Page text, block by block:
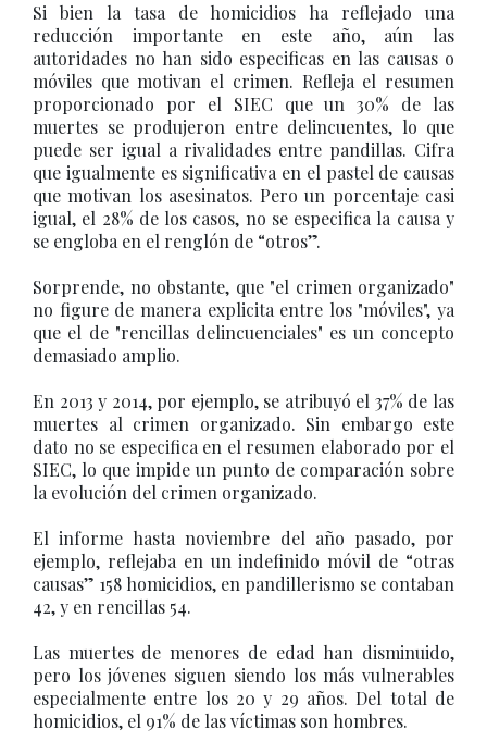
Si bien la tasa de homicidios ha reflejado una
reducción importante en este año, aún las
autoridades no han sido especificas en las causas o
móviles que motivan el crimen. Refleja el resumen
proporcionado por el SIEC que un 30% de las
muertes se produjeron entre delincuentes, lo que
puede ser igual a rivalidades entre pandillas. Cifra
que igualmente es significativa en el pastel de causas
que motivan los asesinatos. Pero un porcentaje casi
igual, el 28% de los casos, no se especifica la causa y
se engloba en el renglón de “otros”.
Sorprende, no obstante, que "el crimen organizado"
no figure de manera explicita entre los "móviles", ya
que el de "rencillas delincuenciales" es un concepto
demasiado amplio.
En 2013 y 2014, por ejemplo, se atribuyó el 37% de las
muertes al crimen organizado. Sin embargo este
dato no se especifica en el resumen elaborado por el
SIEC, lo que impide un punto de comparación sobre
la evolución del crimen organizado.
El informe hasta noviembre del año pasado, por
ejemplo, reflejaba en un indefinido móvil de “otras
causas” 158 homicidios, en pandillerismo se contaban
42, y en rencillas 54.
Las muertes de menores de edad han disminuido,
pero los jóvenes siguen siendo los más vulnerables
especialmente entre los 20 y 29 años. Del total de
homicidios, el 91% de las víctimas son hombres.